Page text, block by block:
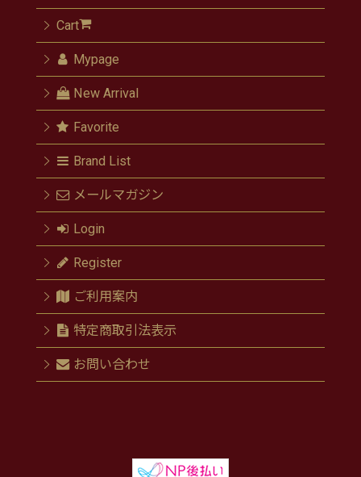
Cart
Mypage
New Arrival
Favorite
Brand List
メールマガジン
Login
Register
ご利用案内
特定商取引法表示
お問い合わせ